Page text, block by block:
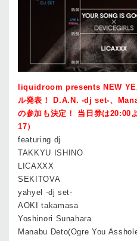
liquidroom presents NEW
ル発表！ D.A.N. -dj set-、
の参加も決定！ 当日券は20:00
17）
featuring dj
TAKKYU ISHINO
LICAXXX
SEKITOVA
yahyel -dj set-
AOKI takamasa
Yoshinori Sunahara
Manabu Deto(Ogre You